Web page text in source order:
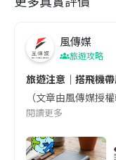
風傳媒
旅遊攻略
旅遊注意｜搭飛機
（文章由風傳媒
閱讀更多